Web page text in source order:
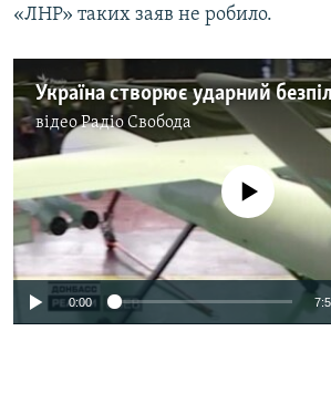
«ЛНР» таких заяв не робило.
відеоРадіо Свобода
No media source
0:00